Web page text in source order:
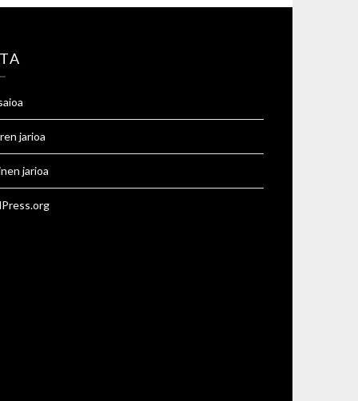
jarioa
jarioa